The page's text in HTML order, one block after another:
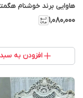
هاوایی برند خوشنام
999
۱٬۰۸۰٬۰۰۰
افزودن به سبد